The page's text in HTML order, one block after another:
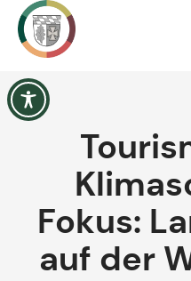
Fokus:
auf der